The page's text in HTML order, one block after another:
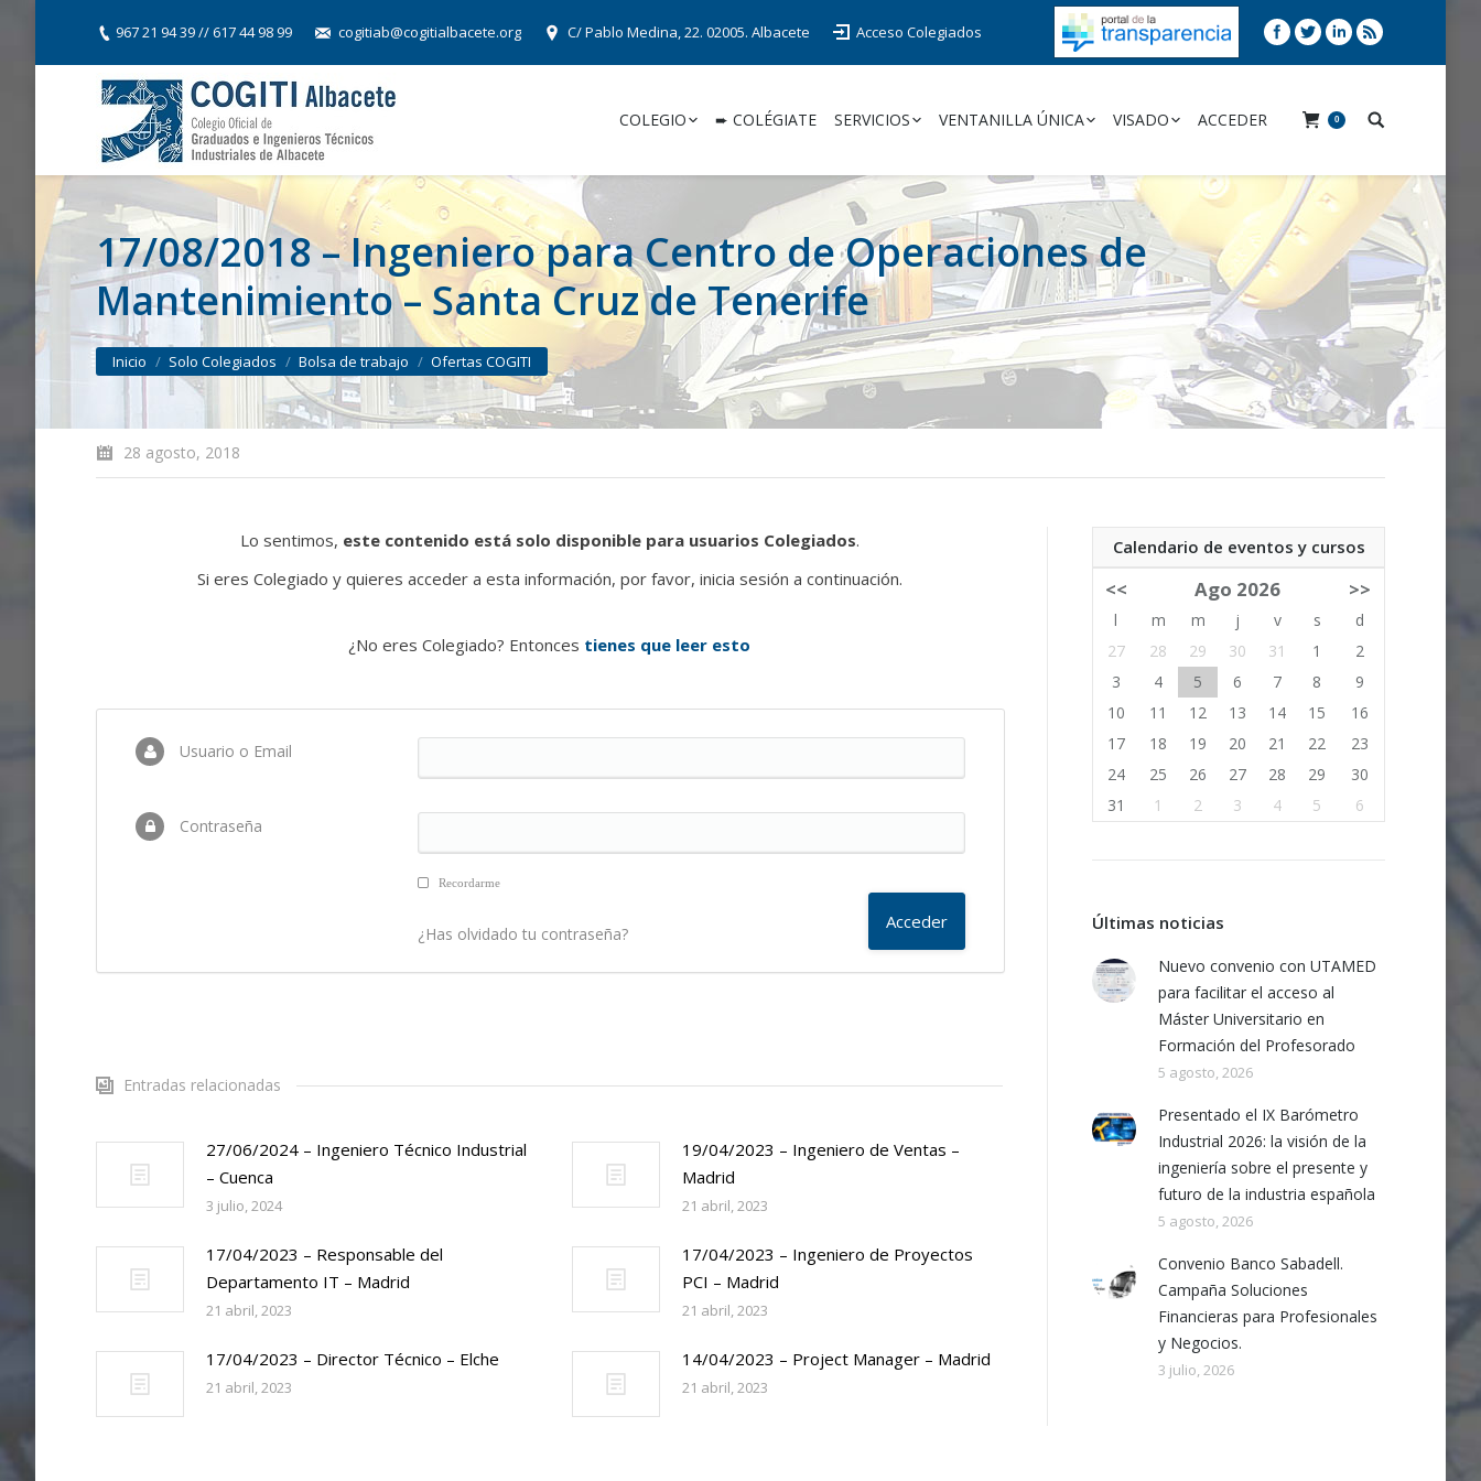
967 21 94 39 // 617 44 98 99 cogitiab@cogitialbacete.org C/ Pablo Medina, 22. 02005. Albacete Acceso Colegiados
COLEGIO ➨ COLÉGIATE SERVICIOS VENTANILLA ÚNICA VISADO ACCEDER 0
17/08/2018 – Ingeniero para Centro de Operaciones de
Mantenimiento – Santa Cruz de Tenerife
You are here:
Inicio Solo Colegiados Bolsa de trabajo Ofertas COGITI
28 agosto, 2018
Lo sentimos, este contenido está solo disponible para usuarios Colegiados.
Si eres Colegiado y quieres acceder a esta información, por favor, inicia sesión a continuación.
¿No eres Colegiado? Entonces tienes que leer esto
Usuario o Email
Contraseña
Recordarme
¿Has olvidado tu contraseña?
Entradas relacionadas
27/06/2024 – Ingeniero Técnico Industrial
– Cuenca
3 julio, 2024
19/04/2023 – Ingeniero de Ventas –
Madrid
21 abril, 2023
17/04/2023 – Responsable del
Departamento IT – Madrid
21 abril, 2023
17/04/2023 – Ingeniero de Proyectos
PCI – Madrid
21 abril, 2023
17/04/2023 – Director Técnico – Elche
21 abril, 2023
14/04/2023 – Project Manager – Madrid
21 abril, 2023
Calendario de eventos y cursos
<< Ago 2026 >>
l m m j v s
d
27
28 29 30 31 1
2
3
4 5 6 7 8
9
10
11 12 13 14 15
16
17
18 19 20 21 22
23
24
25 26 27 28 29
30
31
1 2 3 4 5 6
Últimas noticias
Nuevo convenio con UTAMED
para facilitar el acceso al
Máster Universitario en
Formación del Profesorado
5 agosto, 2026
Presentado el IX Barómetro
Industrial 2026: la visión de la
ingeniería sobre el presente y
futuro de la industria española
5 agosto, 2026
Convenio Banco Sabadell.
Campaña Soluciones
Financieras para Profesionales
y Negocios.
3 julio, 2026